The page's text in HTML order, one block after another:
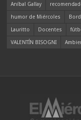
Aníbal Gallay
humor de Miércoles
Lauritto
Docentes
VALENTÍN BISOGNI